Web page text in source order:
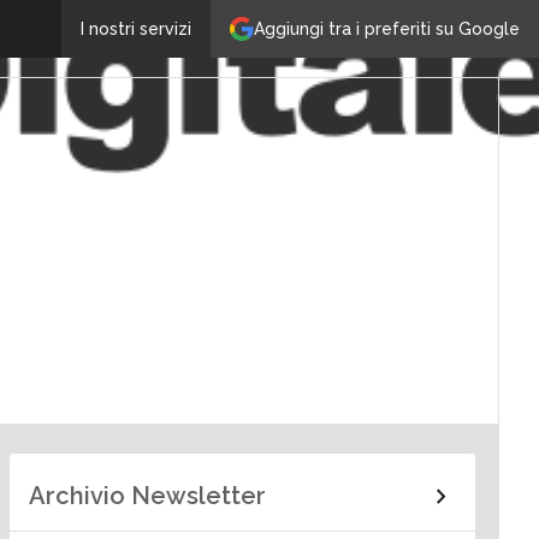
Aggiungi tra i preferiti su Google
I nostri servizi
Archivio Newsletter